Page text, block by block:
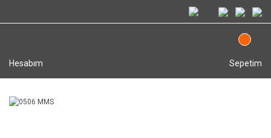
Hesabım Sepetim